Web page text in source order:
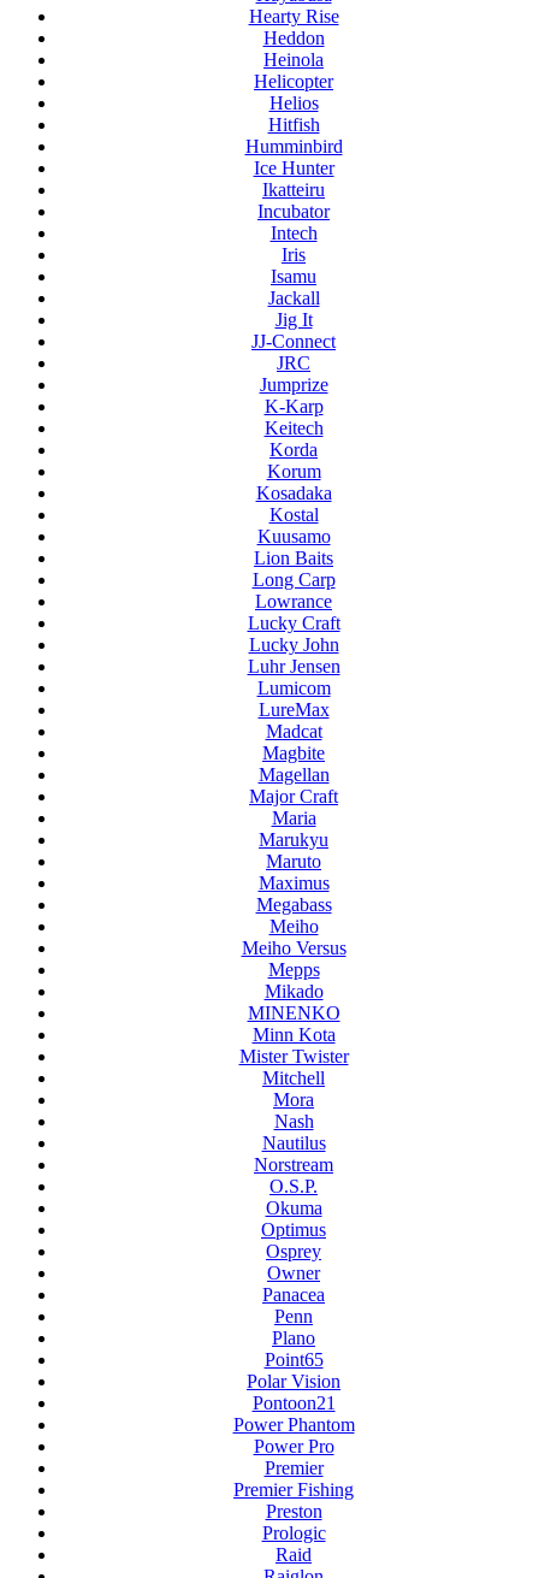
Hearty Rise
Heddon
Heinola
Helicopter
Helios
Hitfish
Humminbird
Ice Hunter
Ikatteiru
Incubator
Intech
Iris
Isamu
Jackall
Jig It
JJ-Connect
JRC
Jumprize
K-Karp
Keitech
Korda
Korum
Kosadaka
Kostal
Kuusamo
Lion Baits
Long Carp
Lowrance
Lucky Craft
Lucky John
Luhr Jensen
Lumicom
LureMax
Madcat
Magbite
Magellan
Major Craft
Maria
Marukyu
Maruto
Maximus
Megabass
Meiho
Meiho Versus
Mepps
Mikado
MINENKO
Minn Kota
Mister Twister
Mitchell
Mora
Nash
Nautilus
Norstream
O.S.P.
Okuma
Optimus
Osprey
Owner
Panacea
Penn
Plano
Point65
Polar Vision
Pontoon21
Power Phantom
Power Pro
Premier
Premier Fishing
Preston
Prologic
Raid